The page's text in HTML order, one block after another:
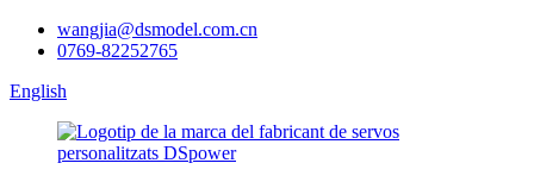
wangjia@dsmodel.com.cn
0769-82252765
English